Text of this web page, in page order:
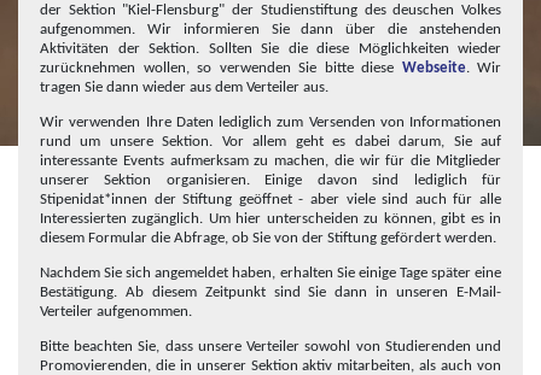
Studienstiftung des
deutschen Volkes -
Sektion Kiel
der Sektion "Kiel-Flensburg" der Studienstiftung des deuschen Volkes
aufgenommen. Wir informieren Sie dann über die anstehenden
Aktivitäten der Sektion. Sollten Sie die diese Möglichkeiten wieder
zurücknehmen wollen, so verwenden Sie bitte diese Webseite. Wir
tragen Sie dann wieder aus dem Verteiler aus.
Wir verwenden Ihre Daten lediglich zum Versenden von Informationen
rund um unsere Sektion. Vor allem geht es dabei darum, Sie auf
interessante Events aufmerksam zu machen, die wir für die Mitglieder
unserer Sektion organisieren. Einige davon sind lediglich für
Stipenidat*innen der Stiftung geöffnet - aber viele sind auch für alle
Interessierten zugänglich. Um hier unterscheiden zu können, gibt es in
diesem Formular die Abfrage, ob Sie von der Stiftung gefördert werden.
Nachdem Sie sich angemeldet haben, erhalten Sie einige Tage später eine
Bestätigung. Ab diesem Zeitpunkt sind Sie dann in unseren E-Mail-
Verteiler aufgenommen.
Bitte beachten Sie, dass unsere Verteiler sowohl von Studierenden und
Promovierenden, die in unserer Sektion aktiv mitarbeiten, als auch von